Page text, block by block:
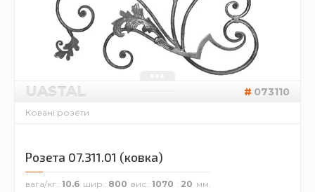
UASTAL 073110
Ковані розети
Розета 07.311.01 (ковка)
вага/кг. 10.6 шир. 800 вис. 1070 20